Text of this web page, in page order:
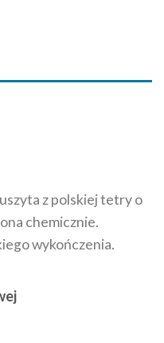
z polskiej tetry o
chemicznie.
wykończenia.